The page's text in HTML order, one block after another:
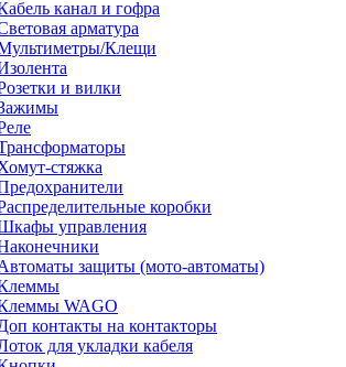
канал и гофра
арматура
Клещи
и вилки
стяжка
коробки
управления
защиты (мото-автоматы)
WAGO
контакты на контакторы
для укладки кабеля